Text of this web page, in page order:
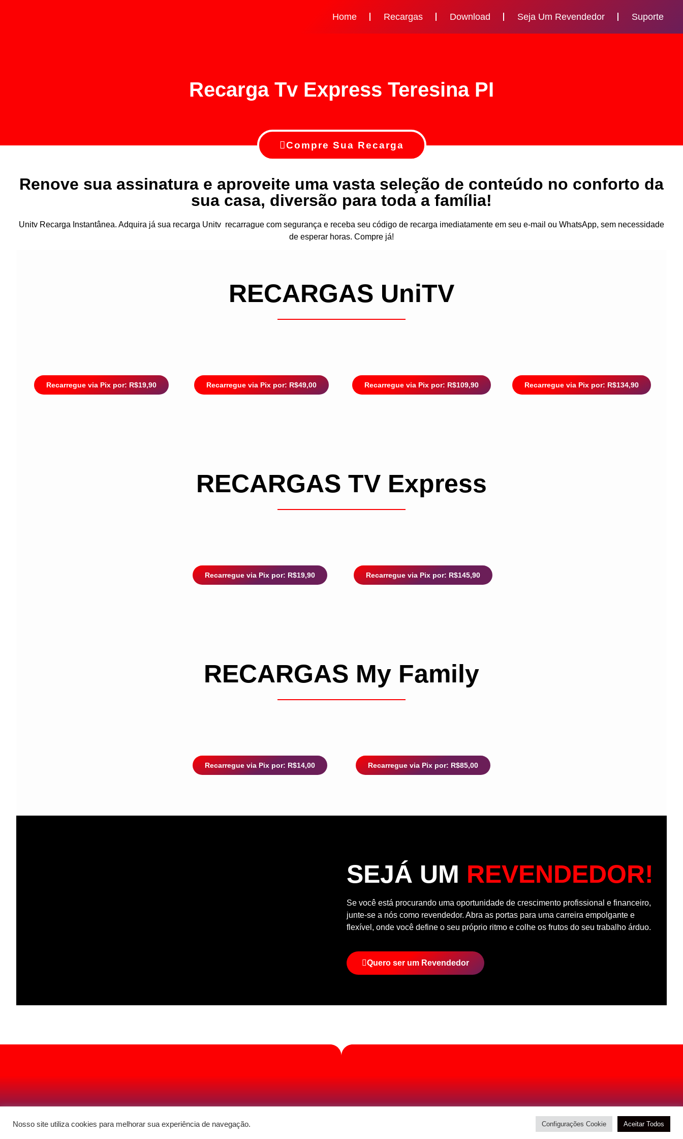
Home Recargas Download Seja Um Revendedor Suporte
Recarga Tv Express Teresina PI
Compre Sua Recarga
Renove sua assinatura e aproveite uma vasta seleção de conteúdo no conforto da
sua casa, diversão para toda a família!
Unitv Recarga Instantânea. Adquira já sua recarga Unitv recarrague com segurança e receba seu código de recarga imediatamente em seu e-mail ou WhatsApp, sem necessidade
de esperar horas. Compre já!
RECARGAS UniTV
Recarregue via Pix por: R$19,90 Recarregue via Pix por: R$49,00 Recarregue via Pix por: R$109,90 Recarregue via Pix por: R$134,90
RECARGAS TV Express
Recarregue via Pix por: R$19,90 Recarregue via Pix por: R$145,90
RECARGAS My Family
Recarregue via Pix por: R$14,00 Recarregue via Pix por: R$85,00
SEJÁ UM REVENDEDOR!
Se você está procurando uma oportunidade de crescimento profissional e financeiro,
junte-se a nós como revendedor. Abra as portas para uma carreira empolgante e
flexível, onde você define o seu próprio ritmo e colhe os frutos do seu trabalho árduo.
Quero ser um Revendedor
Nosso site utiliza cookies para melhorar sua experiência de navegação. Configurações Cookie Aceitar Todos